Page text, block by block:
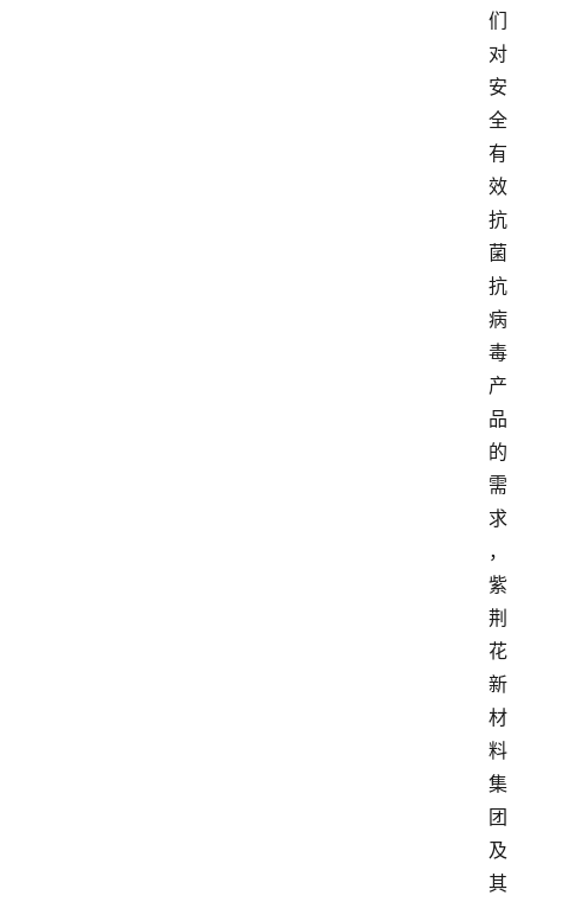
们
对
安
全
有
效
抗
菌
抗
病
毒
产
品
的
需
求
，
紫
荆
花
新
材
料
集
团
及
其